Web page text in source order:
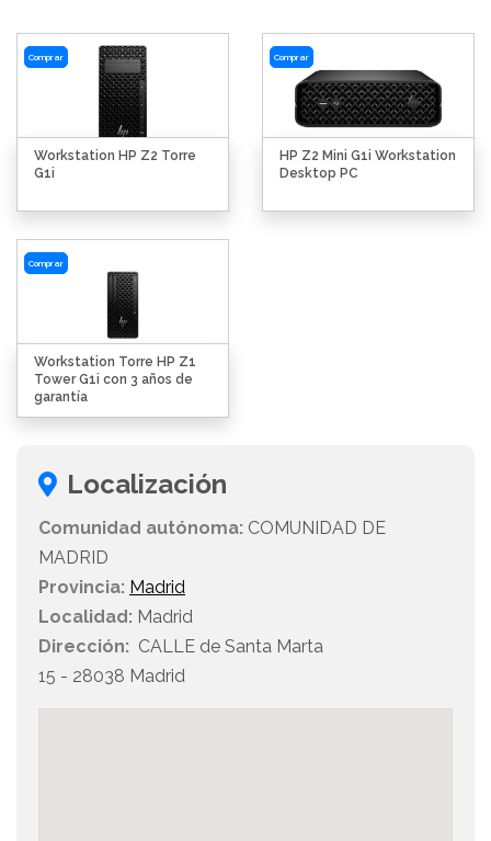
Comprar
Workstation HP Z2 Torre
G1i
Comprar
HP Z2 Mini G1i Workstation
Desktop PC
Comprar
Workstation Torre HP Z1
Tower G1i con 3 años de
garantía
Localización
Comunidad autónoma: COMUNIDAD DE
MADRID
Provincia: Madrid
Localidad: Madrid
Dirección: CALLE de Santa Marta
15 - 28038 Madrid